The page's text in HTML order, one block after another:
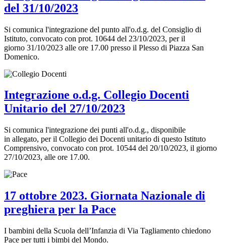
del 31/10/2023
Si comunica l'integrazione del punto all'o.d.g. del Consiglio di
Istituto, convocato con prot. 10644 del 23/10/2023, per il
giorno 31/10/2023 alle ore 17.00 presso il Plesso di Piazza San
Domenico.
Integrazione o.d.g. Collegio Docenti
Unitario del 27/10/2023
Si comunica l'integrazione dei punti all'o.d.g., disponibile
in allegato, per il Collegio dei Docenti unitario di questo Istituto
Comprensivo, convocato con prot. 10544 del 20/10/2023, il giorno
27/10/2023, alle ore 17.00.
17 ottobre 2023. Giornata Nazionale di
preghiera per la Pace
I bambini della Scuola dell’Infanzia di Via Tagliamento chiedono
Pace per tutti i bimbi del Mondo.